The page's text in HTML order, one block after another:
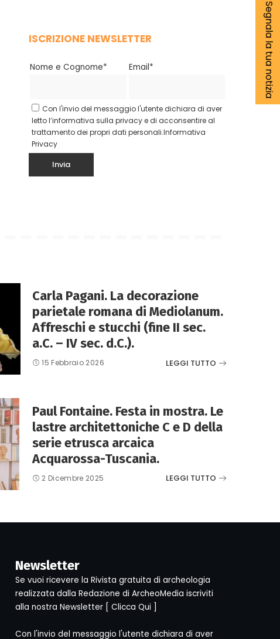
ISCRIZIONE NEWSLETTER
Nome e Cognome* Email*
Con l'invio del messaggio l'utente dichiara di aver
letto l’informativa sulla privacy e di acconsentire al
trattamento dei propri dati personali.Informativa
Privacy
Carla Pagani. La decorazione
parietale romana di Mediolanum.
Affreschi e stucchi (fine II sec.
a.C. – IV sec. d.C.).
15 Febbraio 2026 LEGGI TUTTO
Paul Fontaine. Festa in mostra. Le
lastre architettoniche C e D della
serie etrusca arcaica
Acquarossa-Tuscania.
2 Dicembre 2025 LEGGI TUTTO
Segnala la tua notizia
Newsletter
Se vuoi ricevere la Rivista gratuita di archeologia
realizzata dalla Redazione di ArcheoMedia iscriviti
alla nostra Newsletter [ Clicca Qui ]
Con l'invio del messaggio l'utente dichiara di aver